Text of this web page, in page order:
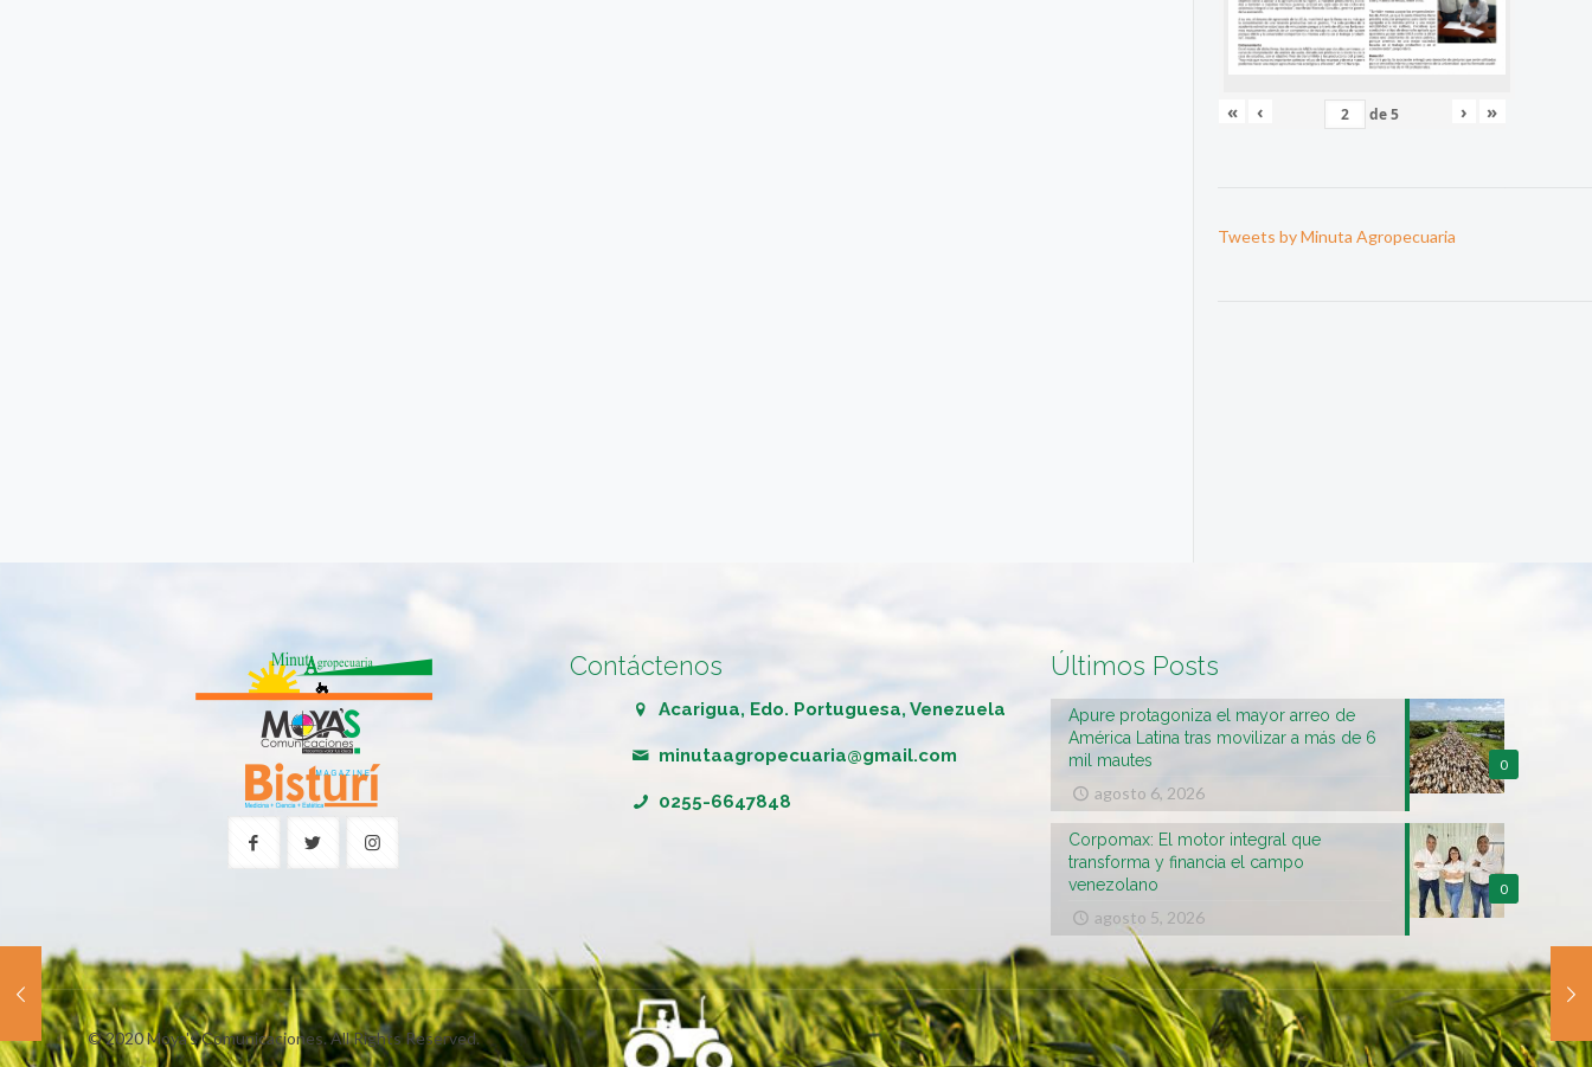
« ‹ de5 › »
Tweets by Minuta Agropecuaria
Contáctenos
Acarigua, Edo. Portuguesa, Venezuela
minutaagropecuaria@gmail.com
0255-6647848
Últimos Posts
0
Apure protagoniza el mayor arreo de
América Latina tras movilizar a más de 6
mil mautes
agosto 6, 2026
0
Corpomax: El motor integral que
transforma y financia el campo
venezolano
agosto 5, 2026
© 2020 Moya's Comunicaciones. All Rights Reserved.